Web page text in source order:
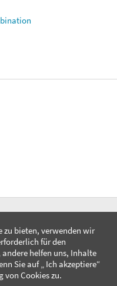
zu bieten, verwenden wir
für den
helfen uns, Inhalte
Sie auf „ Ich akzeptiere“
von Cookies zu.